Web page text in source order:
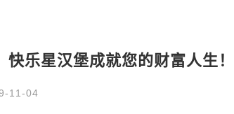
乐星汉堡成就您的财富人生！
11-04